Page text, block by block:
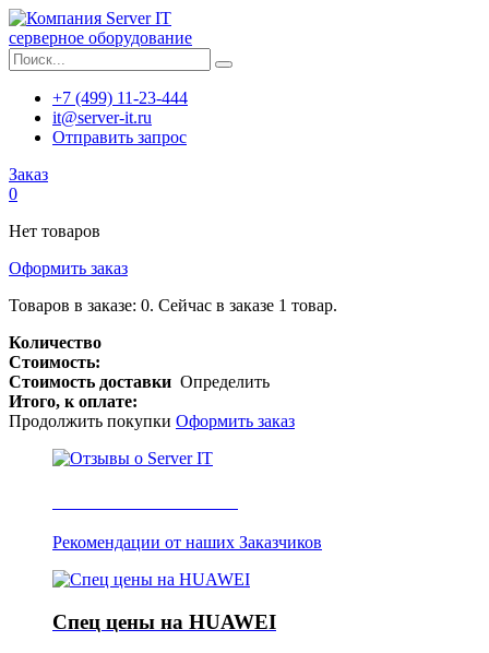
серверное оборудование
+7 (499) 11-23-444
it@server-it.ru
Отправить запрос
Заказ
0
Нет товаров
Оформить заказ
Товаров в заказе: 0. Сейчас в заказе 1 товар.
Количество
Стоимость:
Стоимость доставки Определить
Итого, к оплате:
Продолжить покупки Оформить заказ
Рекомендации от наших Заказчиков
Спец цены на HUAWEI